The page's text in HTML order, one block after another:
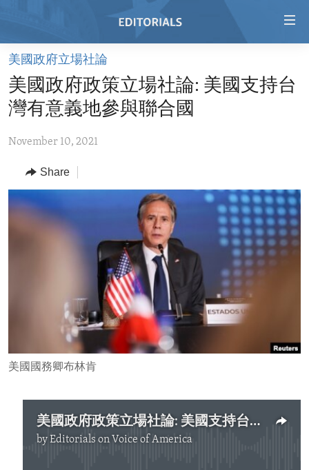
Skip
main
content
to
Navigation
Skip
to
HOME
VIDEO
REGIONS
AFRICA
AMERICAS
ASIA
TOPICS
HUMAN RIGHTS
SECURITY AND DEFENSE
AID AND DEVELOPMENT
DEMOCRACY AND GOVERNANCE
ECONOMY AND TRADE
ENVIRONMENT AND HEALTH
IDEALS AND INSTITUTIONS
ARCHIVE
ABOUT US
美國政府立場社論
美國政府政策立場社論: 美國支持台
灣有意義地參與聯合國
November 10, 2021
Share
美國國務卿布林肯
美國政府政策立場社論: 美國支持台灣有意義地參與聯合國
byEditorials on Voice of America